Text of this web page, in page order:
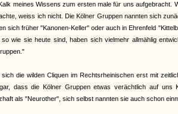
meines Wissens zum ersten male für uns aufgebracht.
weiss ich nicht. Die Kölner Gruppen nannten sich
sich früher "Kanonen-Keller" oder auch in Ehrenfeld
wie sie heute sind, haben sich vielmehr allmählig
die wilden Cliquen im Rechtsrheinischen erst mit
dass die Kölner Gruppen etwas verächtlich auf
als "Neurother", sich selbst nannten sie auch schon